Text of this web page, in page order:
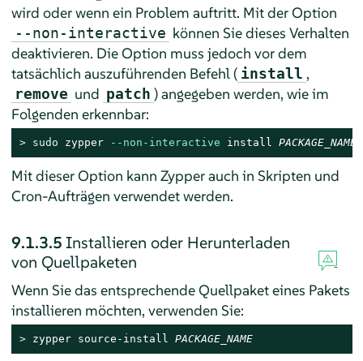
wird oder wenn ein Problem auftritt. Mit der Option
--non-interactive können Sie dieses Verhalten
deaktivieren. Die Option muss jedoch vor dem
tatsächlich auszuführenden Befehl ( install ,
remove und patch ) angegeben werden, wie im
Folgenden erkennbar:
> sudo zypper --non-interactive install PACKAGE_NAME
Mit dieser Option kann Zypper auch in Skripten und
Cron-Aufträgen verwendet werden.
9.1.3.5Installieren oder Herunterladen
von Quellpaketen
Wenn Sie das entsprechende Quellpaket eines Pakets
installieren möchten, verwenden Sie:
> zypper source-install PACKAGE_NAME